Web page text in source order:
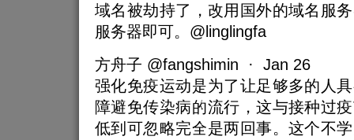
域名被劫持了，改用国外的域名服
服务器即可。@linglingfa
方舟子 @fangshimin · Jan 26
强化免疫运动是为了让足够多的人
障避免传染病的流行，这与接种过
低到可忽略完全是两回事。这个不